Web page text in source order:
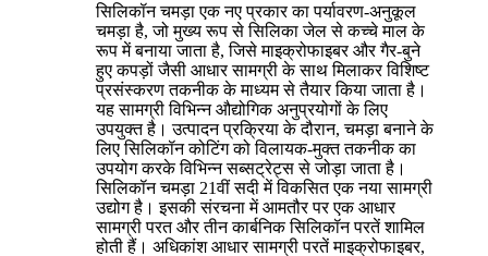
सिलिकॉन चमड़ा एक नए प्रकार का पर्यावरण-अनुकूल
चमड़ा है, जो मुख्य रूप से सिलिका जेल से कच्चे माल के
रूप में बनाया जाता है, जिसे माइक्रोफाइबर और गैर-बुने
हुए कपड़ों जैसी आधार सामग्री के साथ मिलाकर विशिष्ट
प्रसंस्करण तकनीक के माध्यम से तैयार किया जाता है।
यह सामग्री विभिन्न औद्योगिक अनुप्रयोगों के लिए
उपयुक्त है। उत्पादन प्रक्रिया के दौरान, चमड़ा बनाने के
लिए सिलिकॉन कोटिंग को विलायक-मुक्त तकनीक का
उपयोग करके विभिन्न सब्सट्रेट्स से जोड़ा जाता है।
सिलिकॉन चमड़ा 21वीं सदी में विकसित एक नया सामग्री
उद्योग है। इसकी संरचना में आमतौर पर एक आधार
सामग्री परत और तीन कार्बनिक सिलिकॉन परतें शामिल
होती हैं। अधिकांश आधार सामग्री परतें माइक्रोफाइबर,